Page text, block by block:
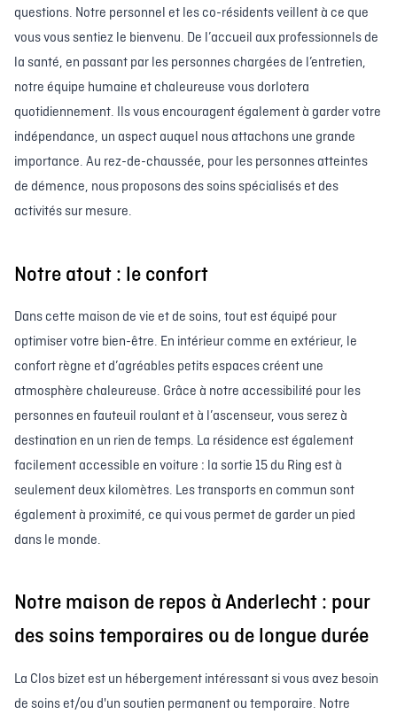
questions. Notre personnel et les co-résidents veillent à ce que
vous vous sentiez le bienvenu. De l’accueil aux professionnels de
la santé, en passant par les personnes chargées de l’entretien,
notre équipe humaine et chaleureuse vous dorlotera
quotidiennement. Ils vous encouragent également à garder votre
indépendance, un aspect auquel nous attachons une grande
importance. Au rez-de-chaussée, pour les personnes atteintes
de démence, nous proposons des soins spécialisés et des
activités sur mesure.
Notre atout : le confort
Dans cette maison de vie et de soins, tout est équipé pour
optimiser votre bien-être. En intérieur comme en extérieur, le
confort règne et d’agréables petits espaces créent une
atmosphère chaleureuse. Grâce à notre accessibilité pour les
personnes en fauteuil roulant et à l’ascenseur, vous serez à
destination en un rien de temps. La résidence est également
facilement accessible en voiture : la sortie 15 du Ring est à
seulement deux kilomètres. Les transports en commun sont
également à proximité, ce qui vous permet de garder un pied
dans le monde.
Notre maison de repos à Anderlecht : pour
des soins temporaires ou de longue durée
La Clos bizet est un hébergement intéressant si vous avez besoin
de soins et/ou d'un soutien permanent ou temporaire. Notre